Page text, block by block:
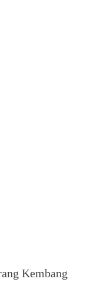
Kembang